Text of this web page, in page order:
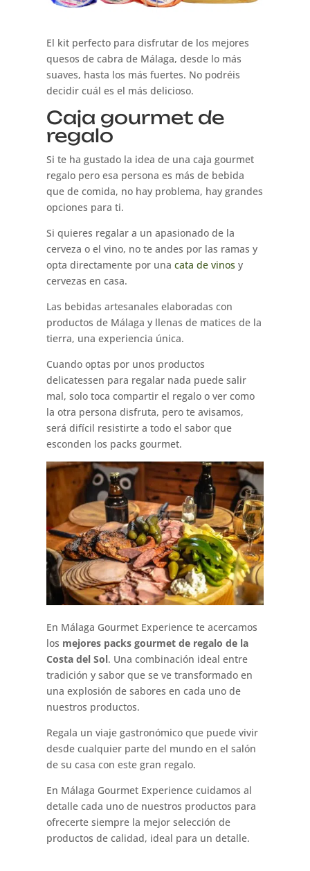
El kit perfecto para disfrutar de los mejores
quesos de cabra de Málaga, desde lo más
suaves, hasta los más fuertes. No podréis
decidir cuál es el más delicioso.
Caja gourmet de
regalo
Si te ha gustado la idea de una caja gourmet
regalo pero esa persona es más de bebida
que de comida, no hay problema, hay grandes
opciones para ti.
Si quieres regalar a un apasionado de la
cerveza o el vino, no te andes por las ramas y
opta directamente por unacata de vinos y
cervezas en casa.
Las bebidas artesanales elaboradas con
productos de Málaga y llenas de matices de la
tierra, una experiencia única.
Cuando optas por unos productos
delicatessen para regalar nada puede salir
mal, solo toca compartir el regalo o ver como
la otra persona disfruta, pero te avisamos,
será difícil resistirte a todo el sabor que
esconden los packs gourmet.
En Málaga Gourmet Experience te acercamos
los mejores packs gourmet de regalo de la
Costa del Sol. Una combinación ideal entre
tradición y sabor que se ve transformado en
una explosión de sabores en cada uno de
nuestros productos.
Regala un viaje gastronómico que puede vivir
desde cualquier parte del mundo en el salón
de su casa con este gran regalo.
En Málaga Gourmet Experience cuidamos al
detalle cada uno de nuestros productos para
ofrecerte siempre la mejor selección de
productos de calidad, ideal para un detalle.